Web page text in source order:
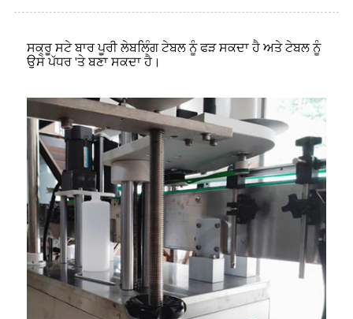
ਸਕ੍ਰੂ ਸਟੇ ਬਾਰ ਪੂਰੀ ਲੇਬਲਿੰਗ ਟੇਬਲ ਨੂੰ ਫੜ ਸਕਦਾ ਹੈ ਅਤੇ ਟੇਬਲ ਨੂੰ
ਉਸੇ ਪੱਧਰ 'ਤੇ ਬਣਾ ਸਕਦਾ ਹੈ।